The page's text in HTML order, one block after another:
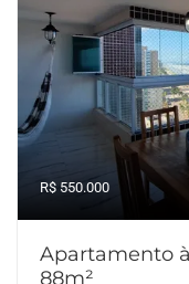
R$ 550.000
Apartamento
88m²